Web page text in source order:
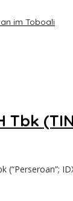
im Toboali
Tbk
(“Perseroan”;